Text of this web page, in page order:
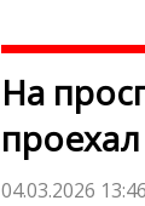
На
04.03.2026 13:46